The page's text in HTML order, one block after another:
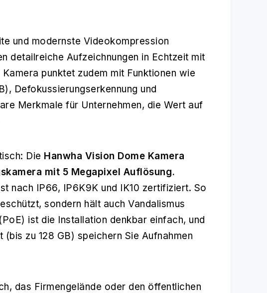
und modernste Videokompression
detailreiche Aufzeichnungen in Echtzeit mit
punktet zudem mit Funktionen wie
Defokussierungserkennung und
Merkmale für Unternehmen, die Wert auf
Die Hanwha Vision Dome Kamera
mit 5 Megapixel Auflösung.
nach IP66, IP6K9K und IK10 zertifiziert. So
sondern hält auch Vandalismus
ist die Installation denkbar einfach, und
zu 128 GB) speichern Sie Aufnahmen
das Firmengelände oder den öffentlichen